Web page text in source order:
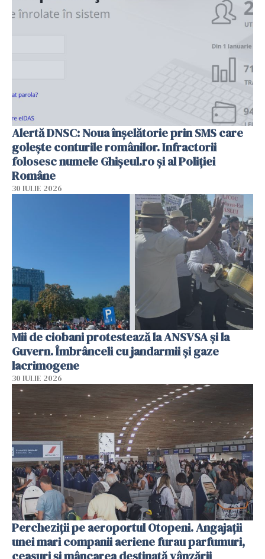
Alertă DNSC: Noua înșelătorie prin SMS care
golește conturile românilor. Infractorii
folosesc numele Ghișeul.ro și al Poliției
Române
30 IULIE 2026
Mii de ciobani protestează la ANSVSA și la
Guvern. Îmbrânceli cu jandarmii și gaze
lacrimogene
30 IULIE 2026
Percheziții pe aeroportul Otopeni. Angajații
unei mari companii aeriene furau parfumuri,